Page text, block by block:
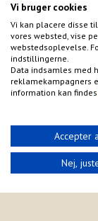
Vi bruger cookies
Vi kan placere disse
vores websted, vise
webstedsoplevelse.
indstillingerne.
Data indsamles med
reklamekampagners
information kan findes
Accepter
Nej,
+45 6010 3553
E-mail:
Hjemmeside:
https://